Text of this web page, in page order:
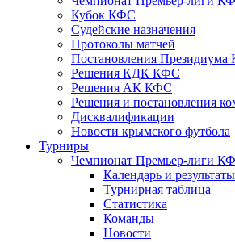
Кубок КФС
Судейские назначения
Протоколы матчей
Постановления
Решения КДК КФС
Решения АК КФС
Решения и постановления
Дисквалификации
Новости крымского футбола
Турниры
Чемпионат Премьер-лиги
Календарь и
Турнирная таблица
Статистика
Команды
Новости